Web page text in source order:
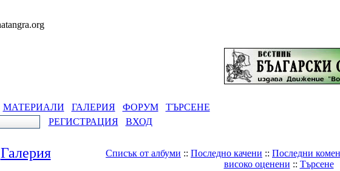
МАТЕРИАЛИ ГАЛЕРИЯ ФОРУМ
ТЪРСЕНЕ
РЕГИСТРАЦИЯ
ВХОД
Галерия Списък от албуми :: Последно качени :: Последни
високо оценени :: Търсене